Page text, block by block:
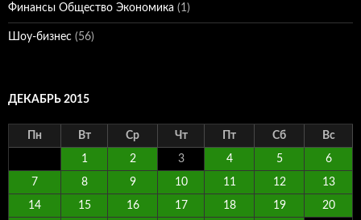
Финансы Общество Экономика (1)
Шоу-бизнес (56)
ДЕКАБРЬ 2015
Пн Вт Ср Чт Пт Сб Вс
1 2 3 4 5 6
7 8 9 10 11 12 13
14 15 16 17 18 19 20